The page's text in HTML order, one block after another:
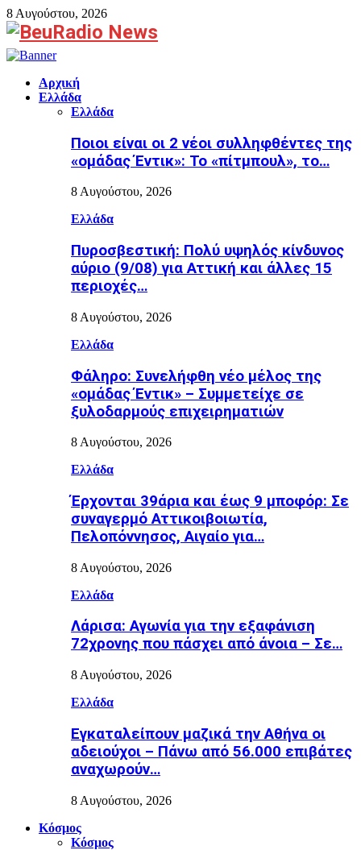
8 Αυγούστου, 2026
Facebook
Αρχική
Ελλάδα
Ελλάδα
Ποιοι είναι οι 2 νέοι συλληφθέντες της
«ομάδας Έντικ»: Το «πίτμπουλ», το…
8 Αυγούστου, 2026
Ελλάδα
Πυροσβεστική: Πολύ υψηλός κίνδυνος
αύριο (9/08) για Αττική και άλλες 15
περιοχές…
8 Αυγούστου, 2026
Ελλάδα
Φάληρο: Συνελήφθη νέο μέλος της
«ομάδας Έντικ» – Συμμετείχε σε
ξυλοδαρμούς επιχειρηματιών
8 Αυγούστου, 2026
Ελλάδα
Έρχονται 39άρια και έως 9 μποφόρ: Σε
συναγερμό Αττικοιβοιωτία,
Πελοπόννησος, Αιγαίο για…
8 Αυγούστου, 2026
Ελλάδα
Λάρισα: Αγωνία για την εξαφάνιση
72χρονης που πάσχει από άνοια – Σε…
8 Αυγούστου, 2026
Ελλάδα
Εγκαταλείπουν μαζικά την Αθήνα οι
αδειούχοι – Πάνω από 56.000 επιβάτες
αναχωρούν…
8 Αυγούστου, 2026
Κόσμος
Κόσμος